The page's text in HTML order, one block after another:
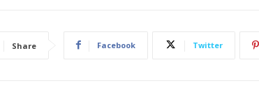
Share Facebook Twitter